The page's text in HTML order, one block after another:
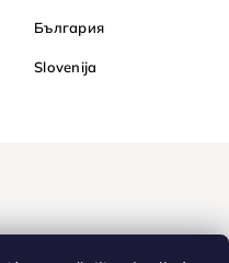
България
Slovenija